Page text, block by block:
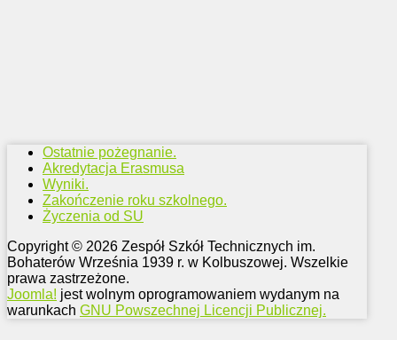
Ostatnie pożegnanie.
Akredytacja Erasmusa
Wyniki.
Zakończenie roku szkolnego.
Życzenia od SU
Copyright © 2026 Zespół Szkół Technicznych im.
Bohaterów Września 1939 r. w Kolbuszowej. Wszelkie
prawa zastrzeżone.
Joomla! jest wolnym oprogramowaniem wydanym na
warunkach GNU Powszechnej Licencji Publicznej.